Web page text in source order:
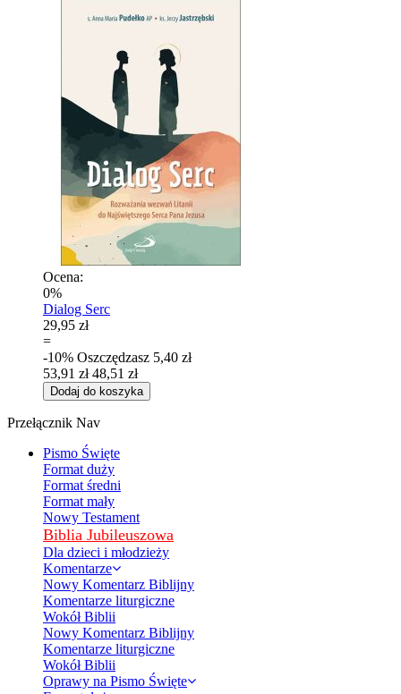
Ocena:
0%
Dialog Serc
29,95 zł
=
-10% Oszczędzasz 5,40 zł
53,91 zł 48,51 zł
Dodaj do koszyka
Przełącznik Nav
Pismo Święte
Format duży
Format średni
Format mały
Nowy Testament
Biblia Jubileuszowa
Dla dzieci i młodzieży
Komentarze
Nowy Komentarz Biblijny
Komentarze liturgiczne
Wokół Biblii
Nowy Komentarz Biblijny
Komentarze liturgiczne
Wokół Biblii
Oprawy na Pismo Święte